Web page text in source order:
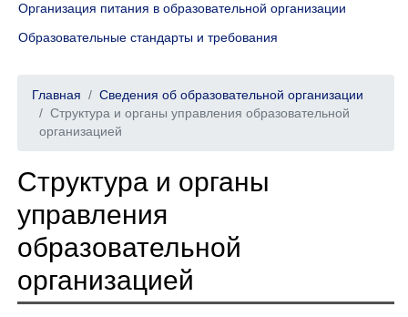
Организация питания в образовательной организации
Образовательные стандарты и требования
Главная
Сведения об образовательной организации
Структура и органы управления образовательной
организацией
Структура и органы
управления
образовательной
организацией